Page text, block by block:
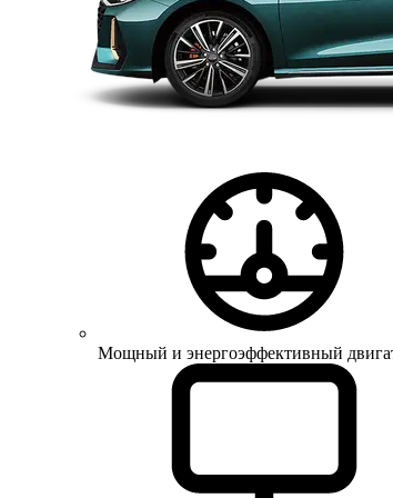
Мощный и энергоэффективный